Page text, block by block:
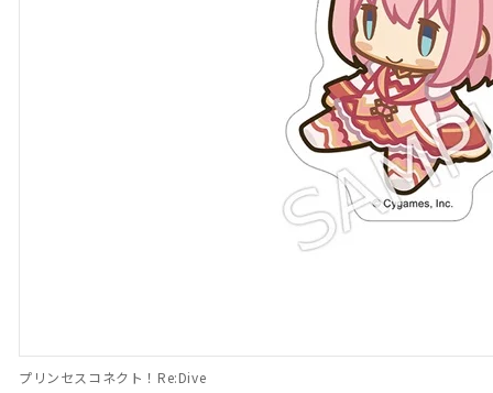
プリンセスコネクト！Re:Dive